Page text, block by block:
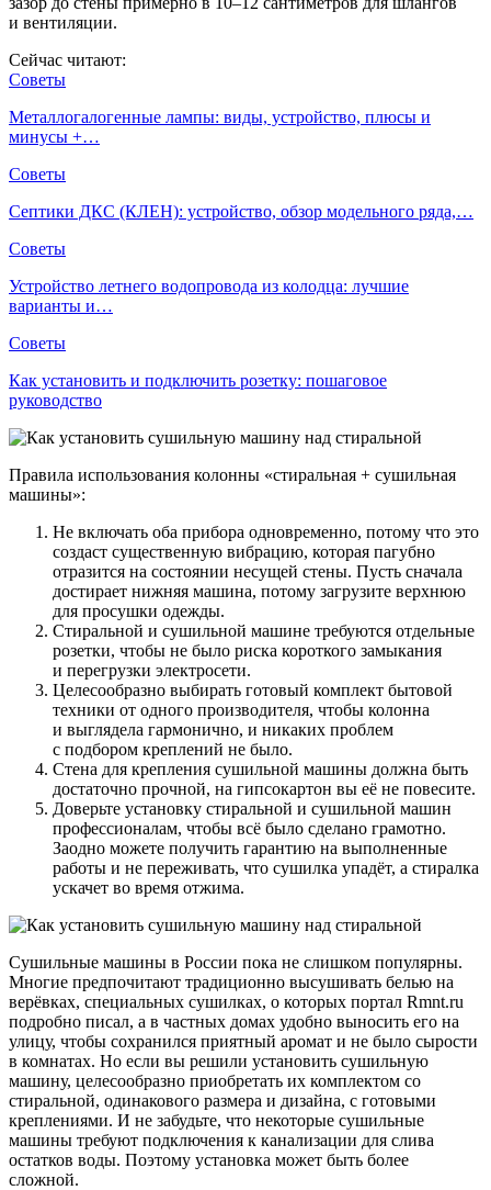
и вентиляции.
Сейчас читают:
Советы
Металлогалогенные лампы: виды, устройство, плюсы и
минусы +…
Советы
Септики ДКС (КЛЕН): устройство, обзор модельного ряда,…
Советы
Устройство летнего водопровода из колодца: лучшие
варианты и…
Советы
Как установить и подключить розетку: пошаговое
руководство
Правила использования колонны «стиральная + сушильная
машины»:
Не включать оба прибора одновременно, потому что это
создаст существенную вибрацию, которая пагубно
отразится на состоянии несущей стены. Пусть сначала
достирает нижняя машина, потому загрузите верхнюю
для просушки одежды.
Стиральной и сушильной машине требуются отдельные
розетки, чтобы не было риска короткого замыкания
и перегрузки электросети.
Целесообразно выбирать готовый комплект бытовой
техники от одного производителя, чтобы колонна
и выглядела гармонично, и никаких проблем
с подбором креплений не было.
Стена для крепления сушильной машины должна быть
достаточно прочной, на гипсокартон вы её не повесите.
Доверьте установку стиральной и сушильной машин
профессионалам, чтобы всё было сделано грамотно.
Заодно можете получить гарантию на выполненные
работы и не переживать, что сушилка упадёт, а стиралка
ускачет во время отжима.
Сушильные машины в России пока не слишком популярны.
Многие предпочитают традиционно высушивать белью на
верёвках, специальных сушилках, о которых портал Rmnt.ru
подробно писал, а в частных домах удобно выносить его на
улицу, чтобы сохранился приятный аромат и не было сырости
в комнатах. Но если вы решили установить сушильную
машину, целесообразно приобретать их комплектом со
стиральной, одинакового размера и дизайна, с готовыми
креплениями. И не забудьте, что некоторые сушильные
машины требуют подключения к канализации для слива
остатков воды. Поэтому установка может быть более
сложной.